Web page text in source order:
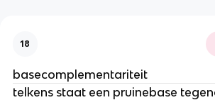
18
basecomplementariteit
telkens staat een pruinebase